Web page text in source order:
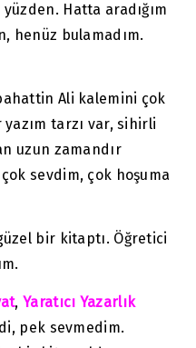
Hatta aradığım
henüz bulamadım.
Ali kalemini çok
tarzı var, sihirli
uzun zamandır
sevdim, çok hoşuma
bir kitaptı. Öğretici
,Yaratıcı Yazarlık
pek sevmedim.